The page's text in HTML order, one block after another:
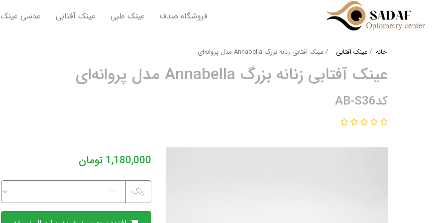
فروشگاه صدف عینک طبی عینک آفتابی عدسی عینک
خانه عینک آفتابی عینک آفتابی زنانه بزرگ Annabella مدل پروانه‌ای
عینک آفتابی زنانه بزرگ Annabella مدل پروانه‌ای
کدAB-S36
1,180,000 تومان
رنگ